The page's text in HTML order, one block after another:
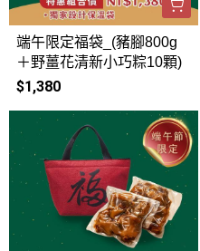
端午限定福袋_(豬腳800g
＋野薑花清新小巧粽10顆)
$1,380